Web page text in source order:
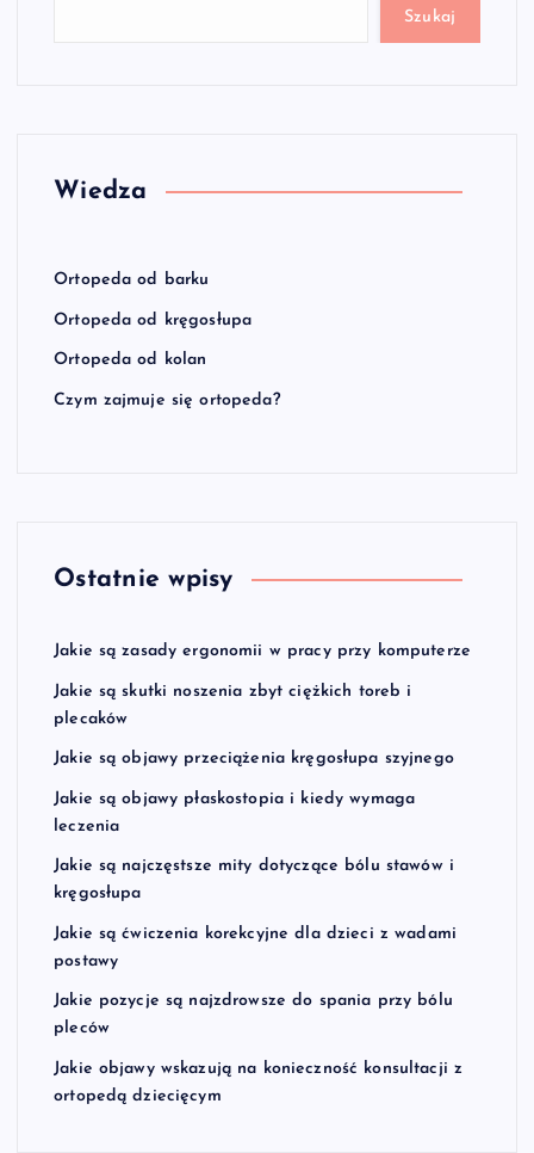
Szukaj
Wiedza
Ortopeda od barku
Ortopeda od kręgosłupa
Ortopeda od kolan
Czym zajmuje się ortopeda?
Ostatnie wpisy
Jakie są zasady ergonomii w pracy przy komputerze
Jakie są skutki noszenia zbyt ciężkich toreb i
plecaków
Jakie są objawy przeciążenia kręgosłupa szyjnego
Jakie są objawy płaskostopia i kiedy wymaga
leczenia
Jakie są najczęstsze mity dotyczące bólu stawów i
kręgosłupa
Jakie są ćwiczenia korekcyjne dla dzieci z wadami
postawy
Jakie pozycje są najzdrowsze do spania przy bólu
pleców
Jakie objawy wskazują na konieczność konsultacji z
ortopedą dziecięcym